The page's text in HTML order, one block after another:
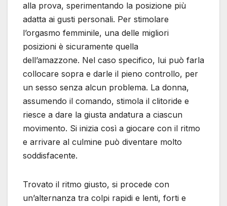
alla prova, sperimentando la posizione più
adatta ai gusti personali. Per stimolare
l’orgasmo femminile, una delle migliori
posizioni è sicuramente quella
dell’amazzone. Nel caso specifico, lui può farla
collocare sopra e darle il pieno controllo, per
un sesso senza alcun problema. La donna,
assumendo il comando, stimola il clitoride e
riesce a dare la giusta andatura a ciascun
movimento. Si inizia così a giocare con il ritmo
e arrivare al culmine può diventare molto
soddisfacente.
Trovato il ritmo giusto, si procede con
un’alternanza tra colpi rapidi e lenti, forti e